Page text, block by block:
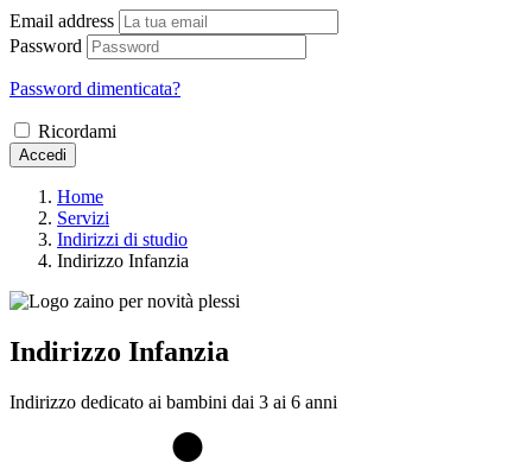
Email address
Password
Password dimenticata?
Ricordami
Accedi
Home
Servizi
Indirizzi di studio
Indirizzo Infanzia
Indirizzo Infanzia
Indirizzo dedicato ai bambini dai 3 ai 6 anni